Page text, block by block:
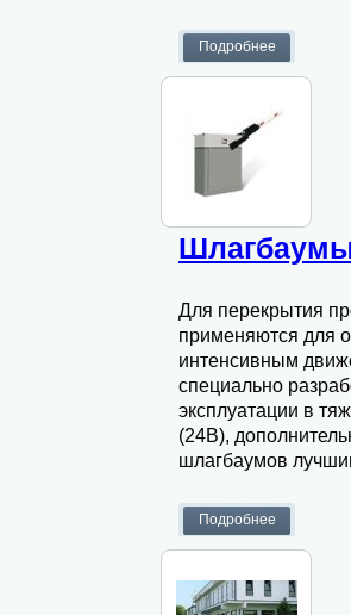
Для перекрытия
применяются для
интенсивным
специально
эксплуатации в
(24В),
шлагбаумов